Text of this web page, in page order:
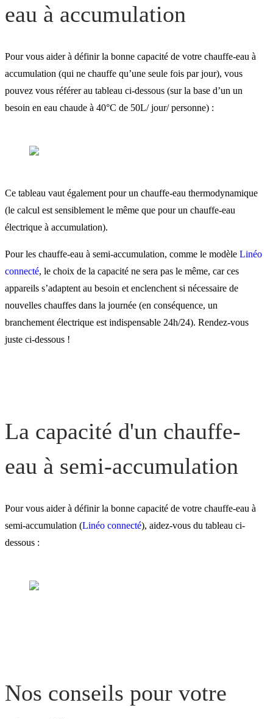
eau à accumulation
Pour vous aider à définir la bonne capacité de votre chauffe-eau à
accumulation (qui ne chauffe qu’une seule fois par jour), vous
pouvez vous référer au tableau ci-dessous (sur la base d’un un
besoin en eau chaude à 40°C de 50L/ jour/ personne) :
Ce tableau vaut également pour un chauffe-eau thermodynamique
(le calcul est sensiblement le même que pour un chauffe-eau
électrique à accumulation).
Pour les chauffe-eau à semi-accumulation, comme le modèle Linéo
connecté, le choix de la capacité ne sera pas le même, car ces
appareils s’adaptent au besoin et enclenchent si nécessaire de
nouvelles chauffes dans la journée (en conséquence, un
branchement électrique est indispensable 24h/24). Rendez-vous
juste ci-dessous !
La capacité d'un chauffe-
eau à semi-accumulation
Pour vous aider à définir la bonne capacité de votre chauffe-eau à
semi-accumulation (Linéo connecté), aidez-vous du tableau ci-
dessous :
Nos conseils pour votre